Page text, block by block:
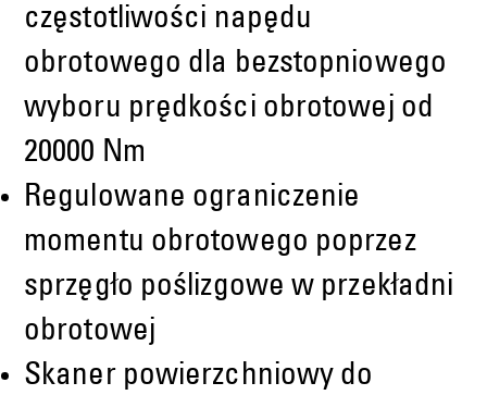
częstotliwości napędu
obrotowego dla bezstopniowego
wyboru prędkości obrotowej od
20000 Nm
Regulowane ograniczenie
momentu obrotowego poprzez
sprzęgło poślizgowe w przekładni
obrotowej
Skaner powierzchniowy do